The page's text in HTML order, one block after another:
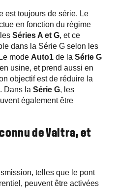
est toujours de série. Le
en fonction du régime
Séries A et G, et ce
dans la Série G selon les
mode Auto1de la Série G
usine, et prend aussi en
objectif est de réduire la
Dans la Série G, les
également être
de Valtra, et
telles que le pont
peuvent être activées